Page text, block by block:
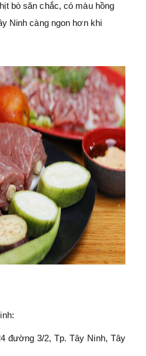
bò săn chắc, có màu hồng
Ninh càng ngon hơn khi
đường 3/2, Tp. Tây Ninh, Tây